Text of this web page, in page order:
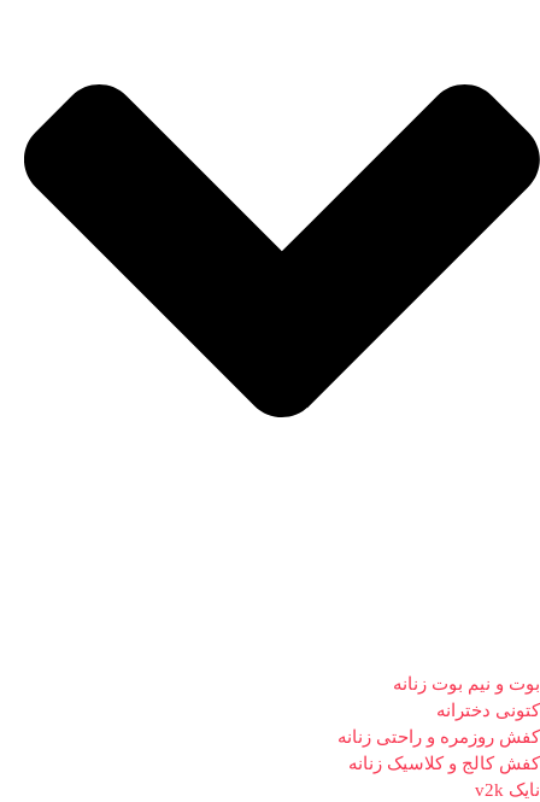
بوت و نیم بوت زنانه
کتونی دخترانه
کفش روزمره و راحتی زنانه
کفش کالج و کلاسیک زنانه
نایک v2k